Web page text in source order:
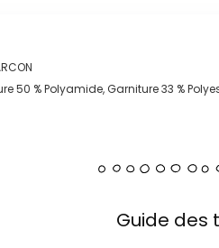
50 % Polyamide, Garniture 33 %
Guide des